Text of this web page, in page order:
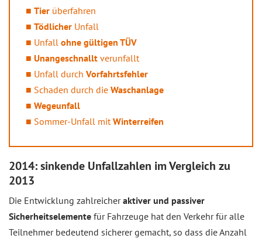
Tier überfahren
Tödlicher Unfall
Unfall ohne gültigen TÜV
Unangeschnallt verunfallt
Unfall durch Vorfahrtsfehler
Schaden durch die Waschanlage
Wegeunfall
Sommer-Unfall mitWinterreifen
2014: sinkende Unfallzahlen im Vergleich zu
2013
Die Entwicklung zahlreicheraktiver und passiver
Sicherheitselemente für Fahrzeuge hat den Verkehr für alle
Teilnehmer bedeutend sicherer gemacht, so dass die Anzahl